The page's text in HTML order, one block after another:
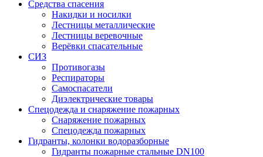
Средства спасения
Накидки и носилки
Лестницы металлические
Лестницы веревочные
Верёвки спасательные
СИЗ
Противогазы
Респираторы
Самоспасатели
Диэлектрические товары
Спецодежда и снаряжение пожарных
Снаряжение пожарных
Спецодежда пожарных
Гидранты, колонки водоразборные
Гидранты пожарные стальные DN100